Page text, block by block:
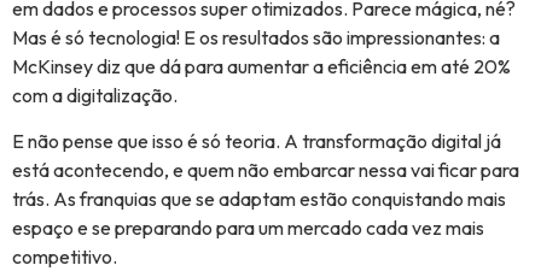
em dados e processos super otimizados. Parece mágica, né?
Mas é só tecnologia! E os resultados são impressionantes: a
McKinsey diz que dá para aumentar a eficiência em até 20%
com a digitalização.
E não pense que isso é só teoria. A transformação digital já
está acontecendo, e quem não embarcar nessa vai ficar para
trás. As franquias que se adaptam estão conquistando mais
espaço e se preparando para um mercado cada vez mais
competitivo.